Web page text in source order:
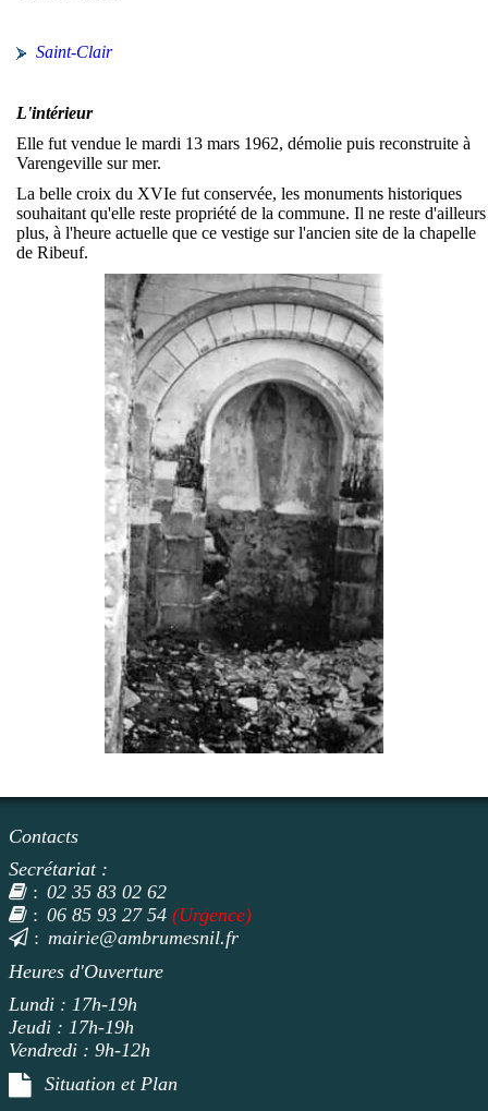
Saint-Clair
L'intérieur
Elle fut vendue le mardi 13 mars 1962, démolie puis reconstruite à
Varengeville sur mer.
La belle croix du XVIe fut conservée, les monuments historiques
souhaitant qu'elle reste propriété de la commune. Il ne reste d'ailleurs
plus, à l'heure actuelle que ce vestige sur l'ancien site de la chapelle
de Ribeuf.
Contacts
Secrétariat :
: 02 35 83 02 62
: 06 85 93 27 54 (Urgence)
: mairie@ambrumesnil.fr
Heures d'Ouverture
Lundi : 17h-19h
Jeudi : 17h-19h
Vendredi : 9h-12h
Situation et Plan